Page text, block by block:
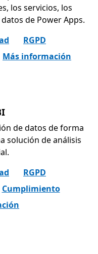
los servicios, los
de Power Apps.
RGPD
Más información
de datos de forma
solución de análisis
RGPD
Cumplimiento